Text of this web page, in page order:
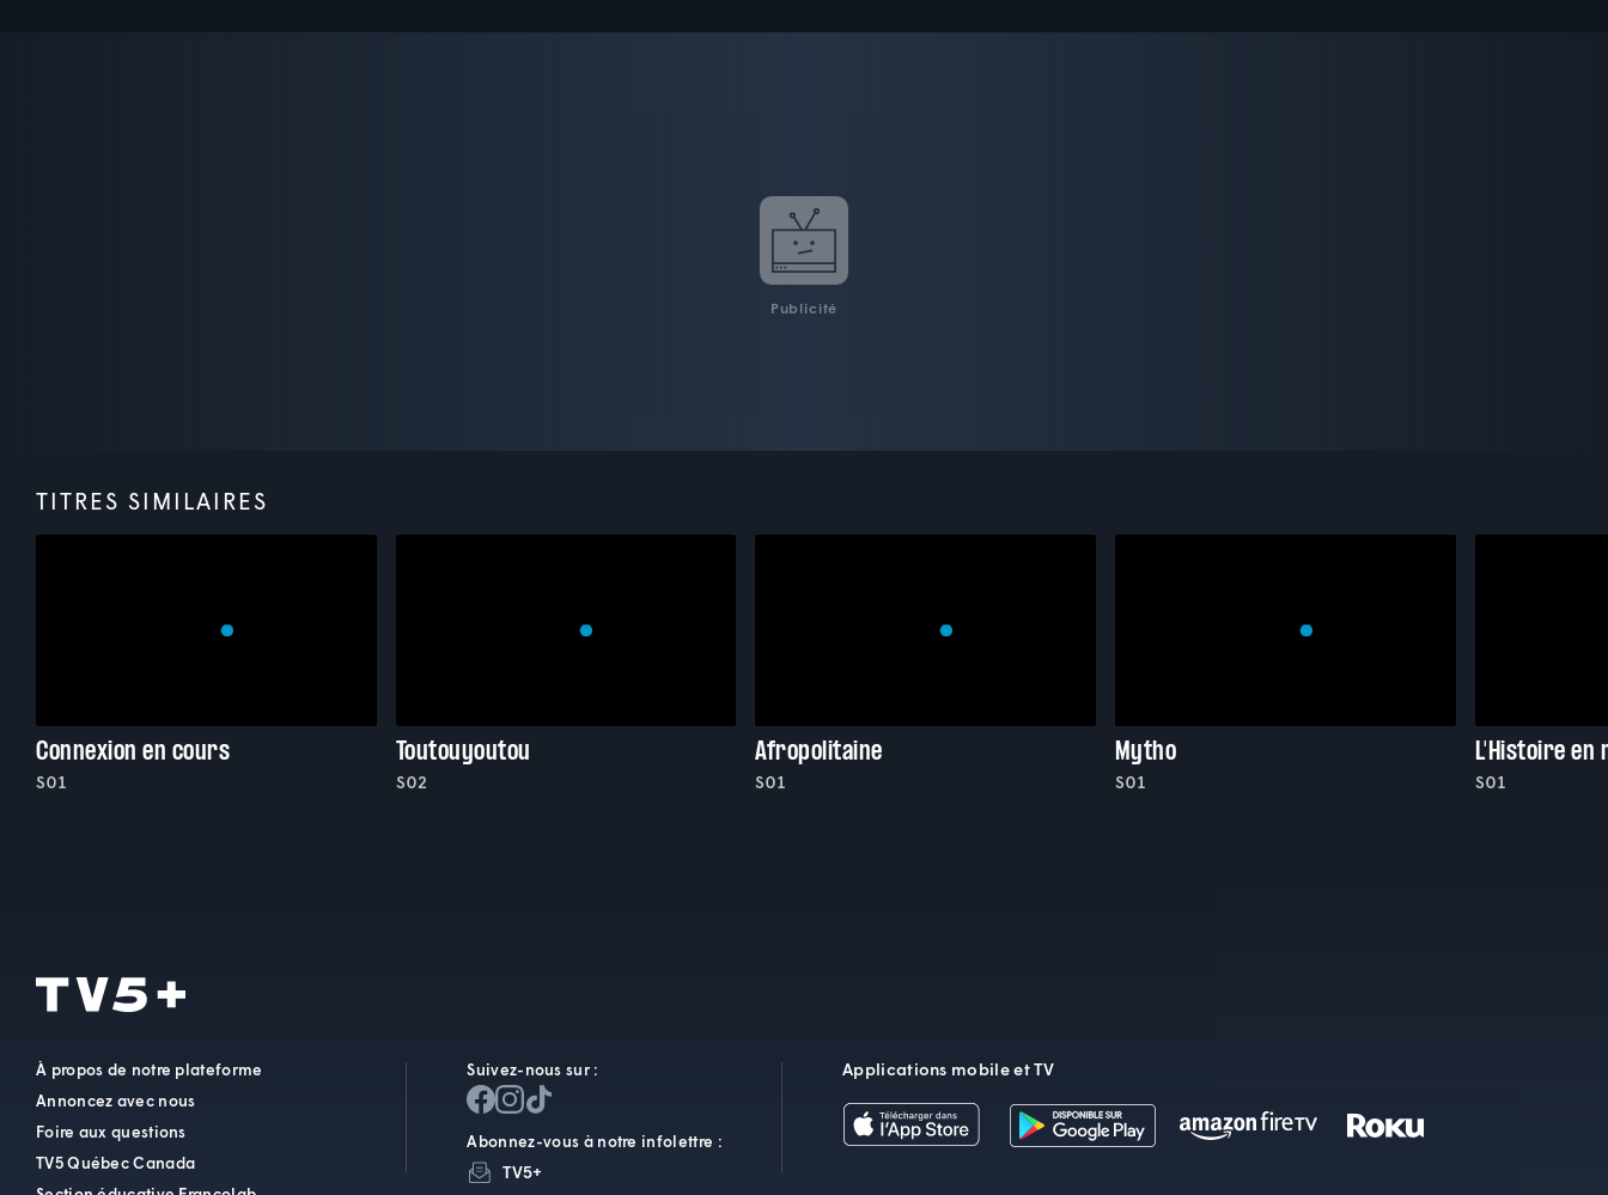
Publicité
TITRES SIMILAIRES
Connexion en cours
S01
Toutouyoutou
S02
Afropolitaine
S01
Mytho
S01
L'Histoire en
S01
À propos de notre plateforme
Annoncez avec nous
Foire aux questions
TV5 Québec Canada
Suivez-nous sur :
Abonnez-vous à notre infolettre :
TV5+
Applications mobile et TV